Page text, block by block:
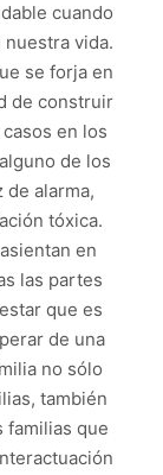
cuando
vida.
se forja en
de construir
en los
de los
de alarma,
tóxica.
en
las partes
que es
de una
no sólo
también
familias que